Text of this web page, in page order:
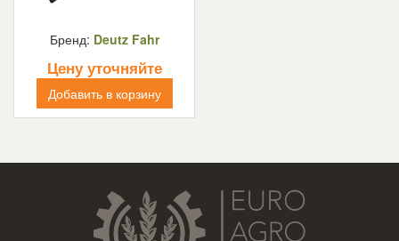
Бренд: Deutz Fahr
Цену уточняйте
Добавить в корзину